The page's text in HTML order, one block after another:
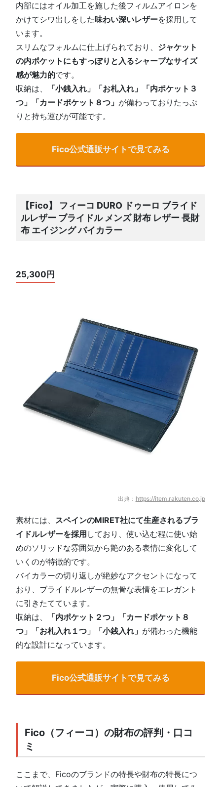
内部にはオイル加工を施した後フィルムアイロンを
かけてシワ出しをした味わい深いレザーを採用して
います。
スリムなフォルムに仕上げられており、 ジャケット
の内ポケットにもすっぽりと入るシャープなサイズ
感が魅力的です。
収納は、
「小銭入れ」「お札入れ」「内ポケット３
つ」「カードポケット８つ」 が備わっておりたっぷ
りと持ち運びが可能です。
Fico公式通販サイトで見てみる
【Fico】 フィーコ DURO ドゥーロ ブライド
ルレザー ブライドル メンズ 財布 レザー 長財
布 エイジング バイカラー
25,300円
出典： https://item.rakuten.co.jp
素材には、 スペインのMIRET社にて生産されるブラ
イドルレザーを採用 しており、使い込む程に使い始
めのソリッドな雰囲気から艶のある表情に変化して
いくのが特徴的です。
バイカラーの切り返しが絶妙なアクセントになって
おり、ブライドルレザーの無骨な表情をエレガント
に引きたてています。
収納は、
「内ポケット２つ」「カードポケット８
つ」「お札入れ１つ」「小銭入れ」 が備わった機能
的な設計になっています。
Fico公式通販サイトで見てみる
Fico（フィーコ）の財布の評判・口コ
ミ
ここまで、Ficoのブランドの特長や財布の特長につ